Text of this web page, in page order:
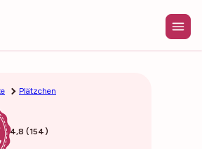
Plätzchen
4,8 (154)